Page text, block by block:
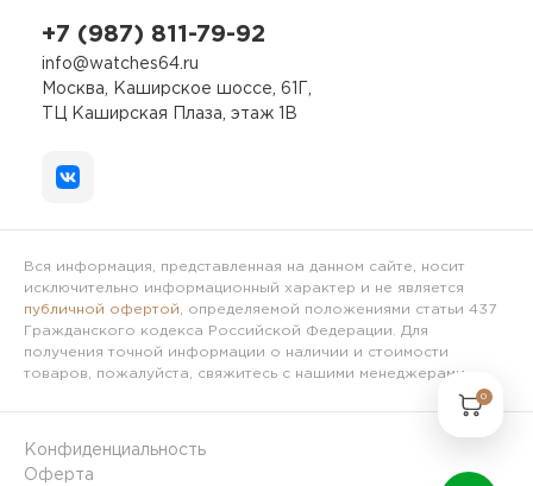
+7 (987) 811-79-92
info@watches64.ru
Москва, Каширское шоссе, 61Г,
ТЦ Каширская Плаза, этаж 1В
Вся информация, представленная на данном сайте, носит
исключительно информационный характер и не является
публичной офертой , определяемой положениями статьи 437
Гражданского кодекса Российской Федерации. Для
получения точной информации о наличии и стоимости
товаров, пожалуйста, свяжитесь с нашими менеджерами.
Конфиденциальность
Оферта
0